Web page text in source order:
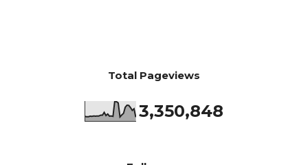
Total Pageviews
3,350,848